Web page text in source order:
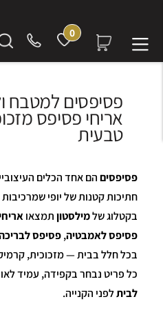
0
פסיפסים למטבח
אריחי פסיפס
טבעית
פסיפסיםהם אחד הכלים
חתיכות קטנות של יופי
בקטלוג שלמילסטוןתמצאו
פסיפס לאמבטיה,פסיפס
בכל חלל בבית — מזכוכית,
כל פריט נבחר בקפידה, עמיד
לביתלפני הקנייה.